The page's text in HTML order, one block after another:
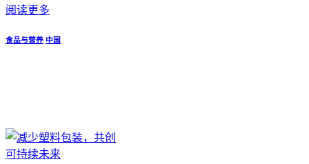
阅读更多
食品与营养 中国